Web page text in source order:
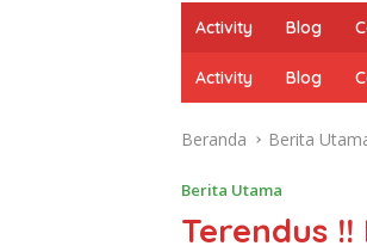
Activity Blog
Activity Blog
Beranda Berita
Berita Utama
Terendus